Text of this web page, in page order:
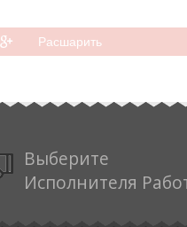
Расшарить
Выберите
Исполнителя